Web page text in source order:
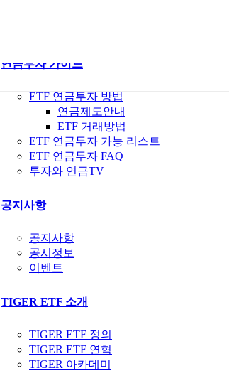
연금투자 가이드
ETF 연금투자 방법
연금제도안내
ETF 거래방법
ETF 연금투자 가능 리스트
ETF 연금투자 FAQ
투자와 연금TV
공지사항
공지사항
공시정보
이벤트
TIGER ETF 소개
TIGER ETF 정의
TIGER ETF 연혁
TIGER 아카데미